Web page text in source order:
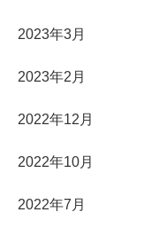
2023年3月
2023年2月
2022年12月
2022年10月
2022年7月